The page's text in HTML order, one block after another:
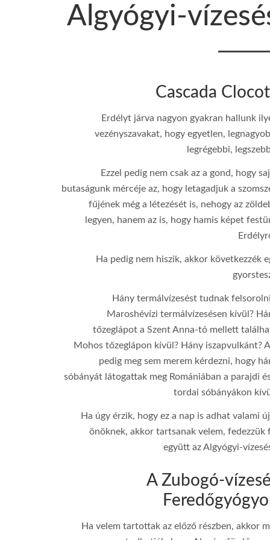
Algyógyi-
Cascada
Erdélyt járva nagyon gyakran hallunk
vezényszavakat, hogy egyetlen,
legrégebbi,
Ezzel pedig nem csak az a gond, hogy
butaságunk mércéje az, hogy letagadjuk a
fűjének még a létezését is, nehogy az
legyen, hanem az is, hogy hamis képet
Ha pedig nem hiszik, akkor következzék
Hány termálvízesést tudnak
Maroshévízi termálvízesésen kívül?
tőzeglápot a Szent Anna-tó mellett
Mohos tőzeglápon kívül? Hány iszapvulkánt?
pedig meg sem merem kérdezni, hogy
sóbányát látogattak meg Romániában a parajdi
tordai sóbányákon
Ha úgy érzik, hogy ez a nap is adhat valami
önöknek, akkor tartsanak velem, fedezzük
együtt az Algyógyi-
A Zubogó-
Ha velem tartottak az előző részben, akkor
10 mm
Canon EOS 850D
ƒ/5
10 mm